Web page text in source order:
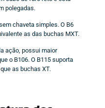
polegadas.
chaveta simples. O B6
as das buchas MXT.
ação, possui maior
o B106. O B115 suporta
as buchas XT.